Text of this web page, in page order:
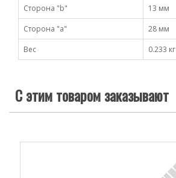
Сторона "b"
13 мм
Сторона "а"
28 мм
Вес
0.233 кг
С этим товаром заказывают